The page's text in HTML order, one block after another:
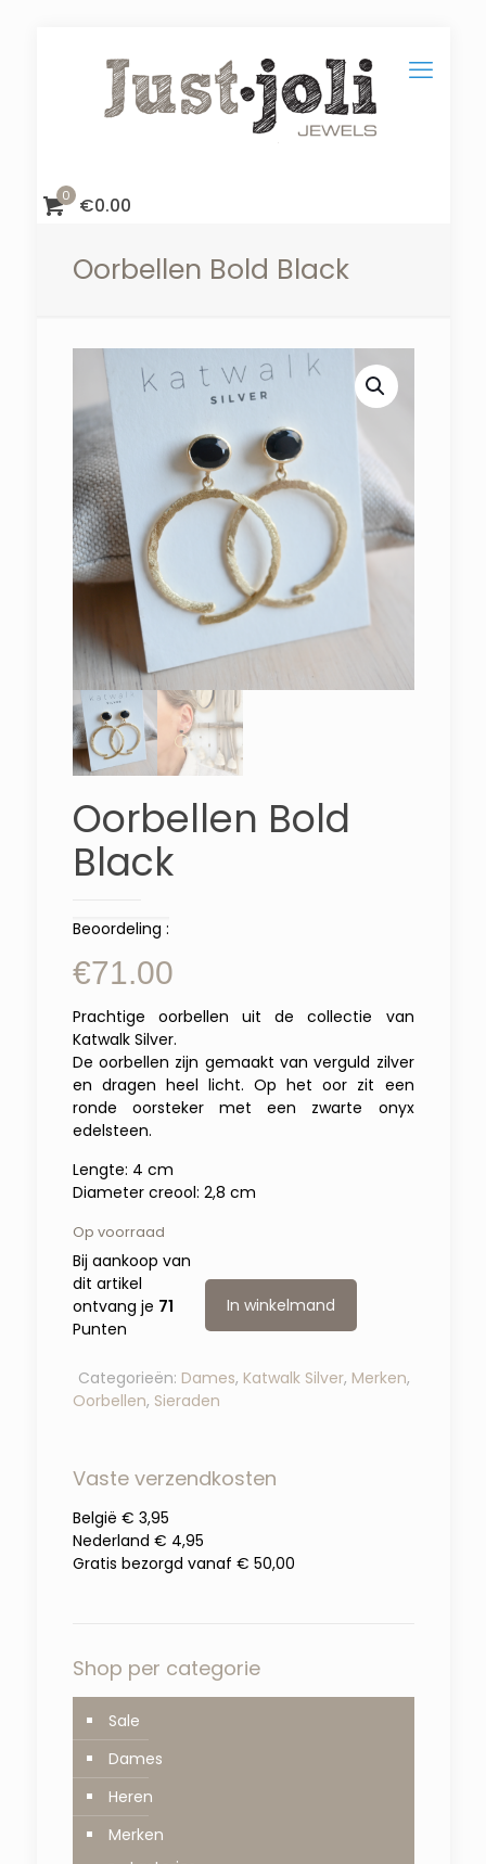
0 €0.00
Oorbellen Bold Black
Oorbellen Bold
Black
Beoordeling :
€71.00
Prachtige oorbellen uit de collectie van
Katwalk Silver.
De oorbellen zijn gemaakt van verguld zilver
en dragen heel licht. Op het oor zit een
ronde oorsteker met een zwarte onyx
edelsteen.
Lengte: 4 cm
Diameter creool: 2,8 cm
Op voorraad
Bij aankoop van
dit artikel
ontvang je 71
Punten
In winkelmand
Categorieën: Dames, Katwalk Silver, Merken,
Oorbellen, Sieraden
Vaste verzendkosten
België € 3,95
Nederland € 4,95
Gratis bezorgd vanaf € 50,00
Shop per categorie
Sale
Dames
Heren
Merken